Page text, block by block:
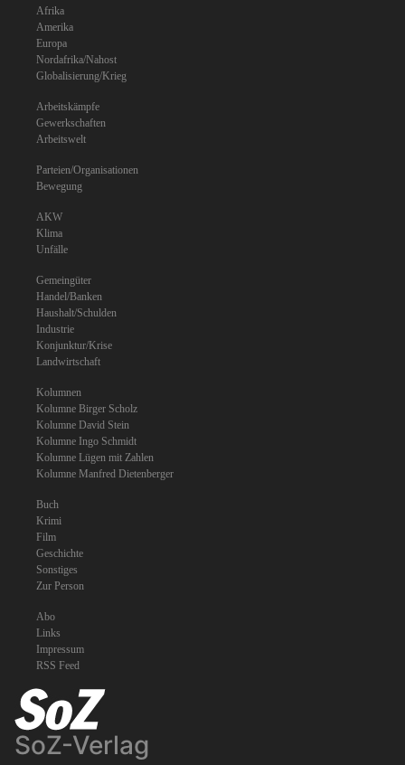
Afrika
Amerika
Europa
Nordafrika/Nahost
Globalisierung/Krieg
Arbeitskämpfe
Gewerkschaften
Arbeitswelt
Parteien/Organisationen
Bewegung
AKW
Klima
Unfälle
Gemeingüter
Handel/Banken
Haushalt/Schulden
Industrie
Konjunktur/Krise
Landwirtschaft
Kolumnen
Kolumne Birger Scholz
Kolumne David Stein
Kolumne Ingo Schmidt
Kolumne Lügen mit Zahlen
Kolumne Manfred Dietenberger
Buch
Krimi
Film
Geschichte
Sonstiges
Zur Person
Abo
Links
Impressum
RSS Feed
SoZ-Verlag